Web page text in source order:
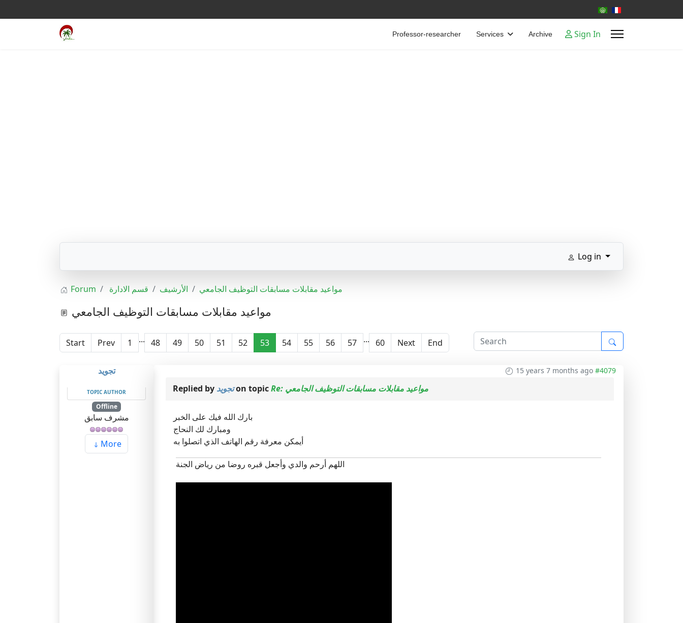
Select your language
Professor-researcher Services Archive Sign In
Log in
Forum قسم الادارة الأرشيف مواعيد مقابلات مسابقات التوظيف الجامعي
مواعيد مقابلات مسابقات التوظيف الجامعي
Start Prev 1 ... 48 49 50 51 52 53 54 55 56 57 ... 60 Next End
تجويد
TOPIC AUTHOR
Offline
مشرف سابق
More
15 years 7 months ago #4079
Replied by تجويدon topic Re: مواعيد مقابلات مسابقات التوظيف الجامعي
بارك الله فيك على الخبر
ومبارك لك النحاج
أيمكن معرفة رقم الهاتف الذي اتصلوا به
اللهم أرحم والدي وأجعل قبره روضا من رياض الجنة